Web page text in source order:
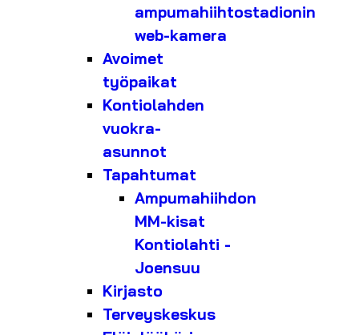
ampumahiihtostadionin
web-kamera
Avoimet
työpaikat
Kontiolahden
vuokra-
asunnot
Tapahtumat
Ampumahiihdon
MM-kisat
Kontiolahti -
Joensuu
Kirjasto
Terveyskeskus